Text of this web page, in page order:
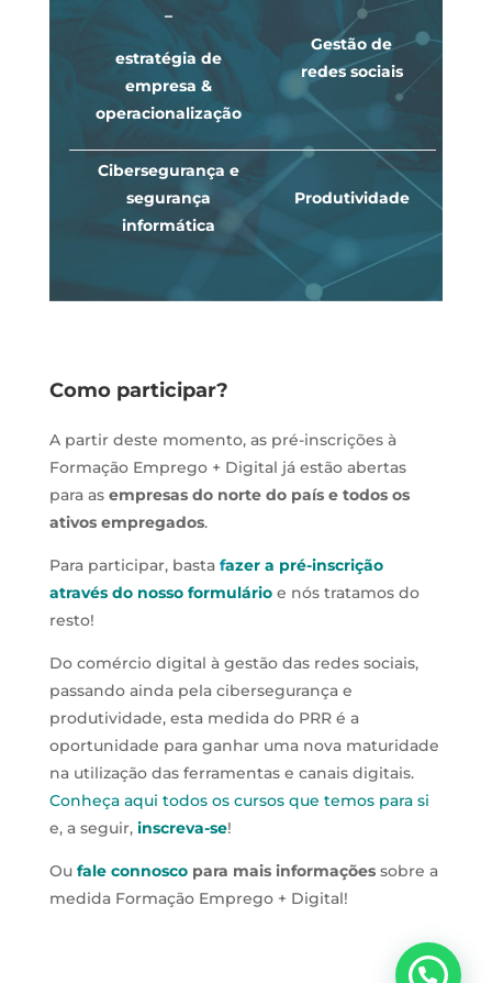
–
estratégia de
empresa &
operacionalização
Gestão de
redes sociais
Cibersegurança e
segurança
informática
Produtividade
Como participar?
A partir deste momento, as pré-inscrições à
Formação Emprego + Digital já estão abertas
para as empresas do norte do país e todos os
ativos empregados.
Para participar, basta fazer a pré-inscrição
através do nosso formulárioe nós tratamos do
resto!
Do comércio digital à gestão das redes sociais,
passando ainda pela cibersegurança e
produtividade, esta medida do PRR é a
oportunidade para ganhar uma nova maturidade
na utilização das ferramentas e canais digitais.
Conheça aqui todos os cursos que temos para si
e, a seguir, inscreva-se!
Ou fale connosco para mais informaçõessobre a
medida Formação Emprego + Digital!